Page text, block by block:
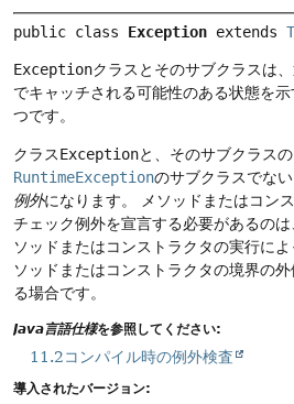
public class Exception extends
Exceptionクラスとそのサブクラスは
でキャッチされる可能性のある状態を示
つです。
クラスExceptionと、そのサブクラス
RuntimeExceptionのサブクラスでない
例外になります。 メソッドまたはコン
チェック例外を宣言する必要があるの
ソッドまたはコンストラクタの実行に
ソッドまたはコンストラクタの境界の
る場合です。
Java言語仕様を参照してください:
11.2コンパイル時の例外検査
導入されたバージョン: